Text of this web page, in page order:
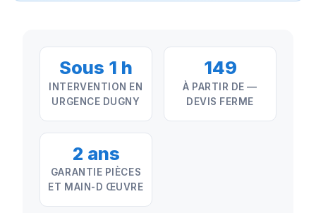
Sous 1 h
INTERVENTION EN
URGENCE DUGNY
149
À PARTIR DE —
DEVIS FERME
2 ans
GARANTIE PIÈCES
ET MAIN-D ŒUVRE